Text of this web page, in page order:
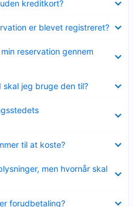
kreditkort?
er blevet registreret?
reservation gennem
jeg bruge den til?
til at koste?
men hvornår skal
forudbetaling?